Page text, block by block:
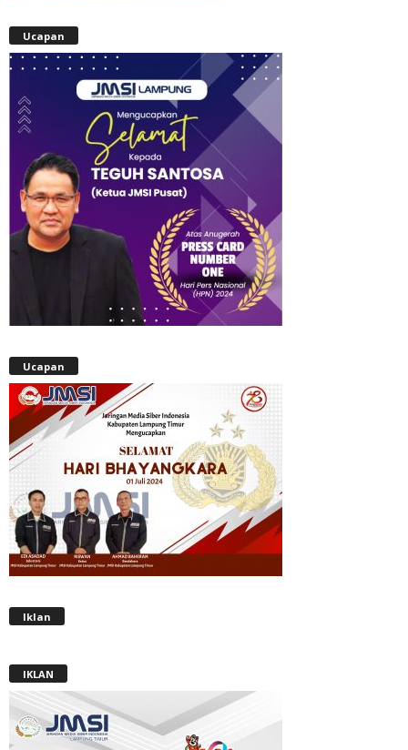
Ucapan
Ucapan
Iklan
IKLAN